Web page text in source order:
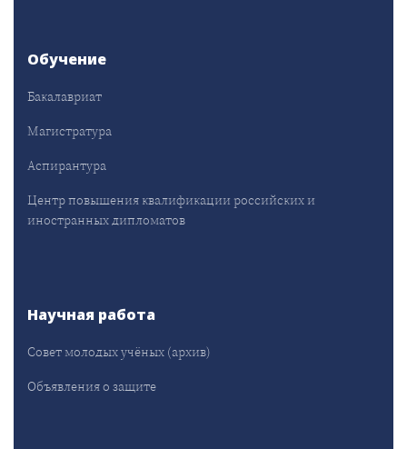
Обучение
Бакалавриат
Магистратура
Аспирантура
Центр повышения квалификации российских и
иностранных дипломатов
Научная работа
Совет молодых учёных (архив)
Объявления о защите